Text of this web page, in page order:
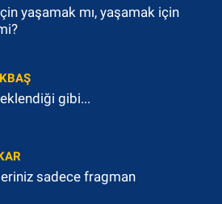
yaşamak mı, yaşamak için
gibi...
sadece fragman